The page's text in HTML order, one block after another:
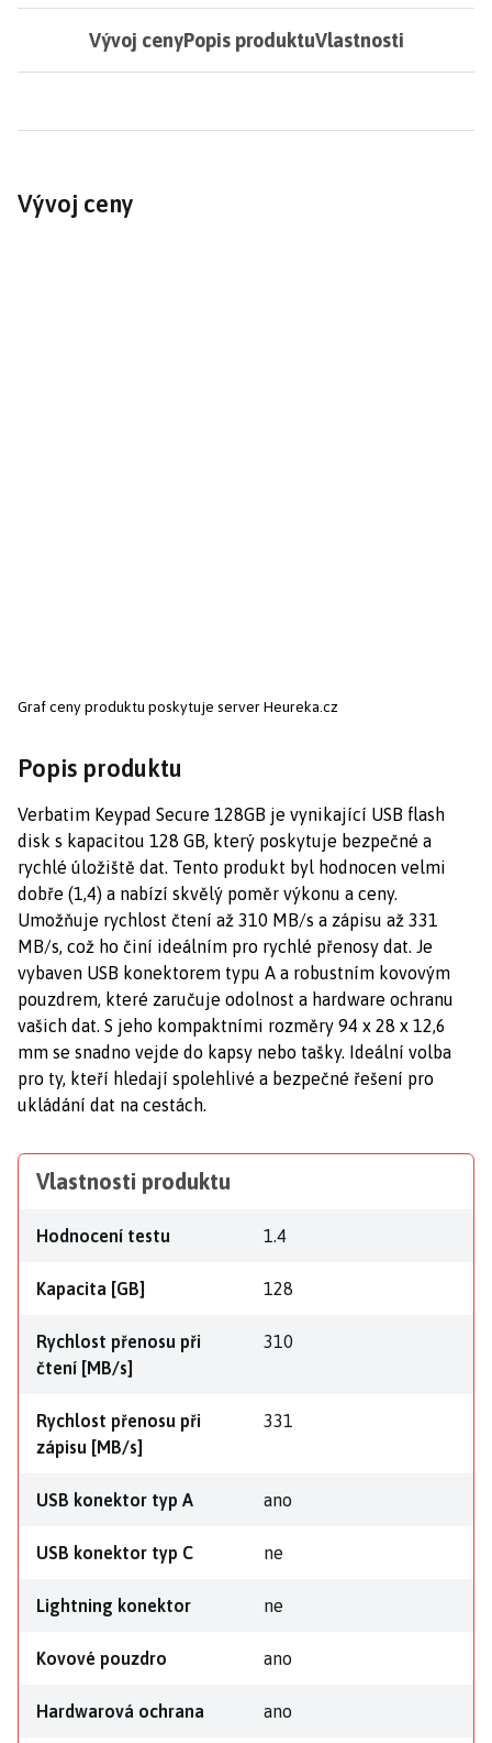
Vývoj cenyPopis produktuVlastnosti
Vývoj ceny
Graf ceny produktu poskytuje server Heureka.cz
Popis produktu
Verbatim Keypad Secure 128GB je vynikající USB flash
disk s kapacitou 128 GB, který poskytuje bezpečné a
rychlé úložiště dat. Tento produkt byl hodnocen velmi
dobře (1,4) a nabízí skvělý poměr výkonu a ceny.
Umožňuje rychlost čtení až 310 MB/s a zápisu až 331
MB/s, což ho činí ideálním pro rychlé přenosy dat. Je
vybaven USB konektorem typu A a robustním kovovým
pouzdrem, které zaručuje odolnost a hardware ochranu
vašich dat. S jeho kompaktními rozměry 94 x 28 x 12,6
mm se snadno vejde do kapsy nebo tašky. Ideální volba
pro ty, kteří hledají spolehlivé a bezpečné řešení pro
ukládání dat na cestách.
Vlastnosti produktu
Hodnocení testu 1.4
Kapacita [GB] 128
Rychlost přenosu při
čtení [MB/s]
310
Rychlost přenosu při
zápisu [MB/s]
331
USB konektor typ A ano
USB konektor typ C ne
Lightning konektor ne
Kovové pouzdro ano
Hardwarová ochrana ano